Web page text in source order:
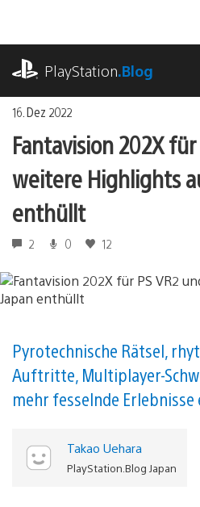
springen
PlayStation.Blog
16. Dez 2022
Fantavision 202X
weitere Highlights
enthüllt
2 0 12
Pyrotechnische Rätsel,
Auftritte, Multiplayer-
mehr fesselnde
Takao Uehara
PlayStation.Blog Japan